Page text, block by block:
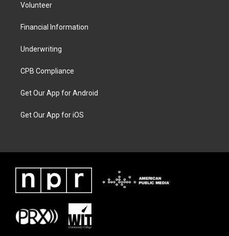
Volunteer
Financial Information
Underwriting
CPB Compliance
Get Our App for Android
Get Our App for iOS